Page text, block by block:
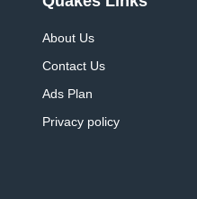
About Us
Contact Us
Ads Plan
Privacy policy